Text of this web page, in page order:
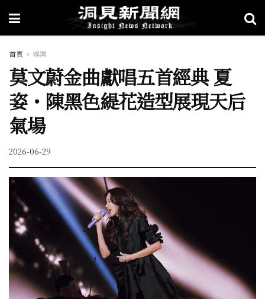
首頁 娛樂
莫文蔚金曲獻唱五首經典 夏
姿・陳黑色緹花造型展現天后
氣場
2026-06-29